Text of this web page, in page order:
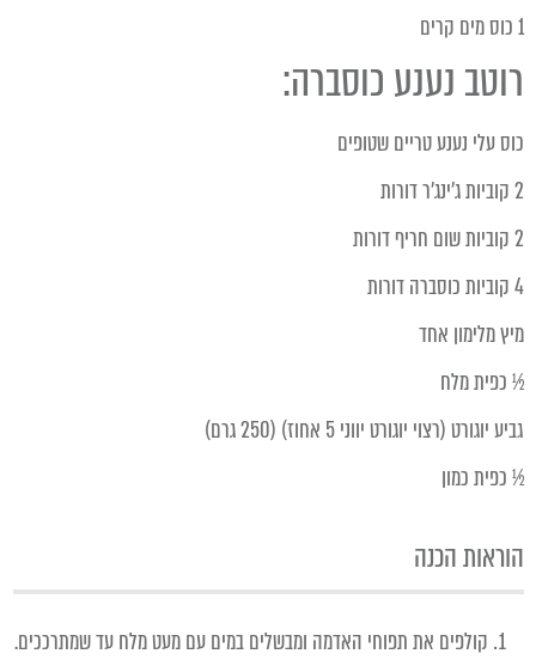
1 כוס מים קרים
רוטב נענע כוסברה:
כוס עלי נענע טריים שטופים
2 קוביות ג'ינג'ר דורות
2 קוביות שום חריף דורות
4 קוביות כוסברה דורות
מיץ מלימון אחד
½ כפית מלח
גביע יוגורט (רצוי יוגורט יווני 5 אחוז) (250 גרם)
½ כפית כמון
הוראות הכנה
קולפים את תפוחי האדמה ומבשלים במים עם מעט מלח עד שמתרככים.